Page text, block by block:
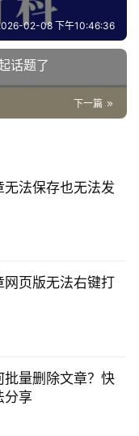
02-08 下午10:46:36
话题了
下一篇
法保存也无法发
页版无法右键打
量删除文章？快
分享